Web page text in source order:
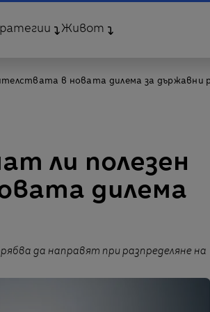
Живот
в новата дилема за държавни
ли полезен
дилема
да направят при разпределяне на